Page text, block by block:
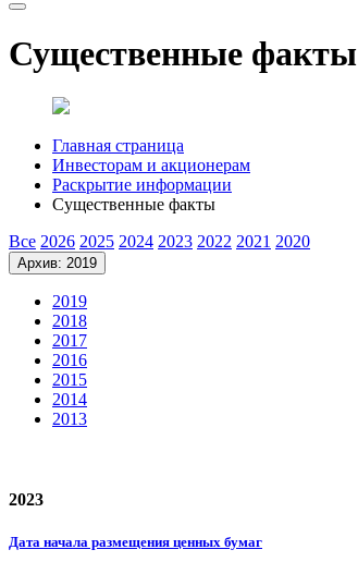
Существенные факты
Главная страница
Инвесторам и акционерам
Раскрытие информации
Существенные факты
Все 2026 2025 2024 2023 2022 2021 2020
Архив: 2019
2019
2018
2017
2016
2015
2014
2013
2023
Дата начала размещения ценных бумаг